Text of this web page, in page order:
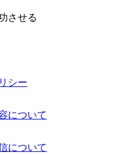
させる
シー
について
について